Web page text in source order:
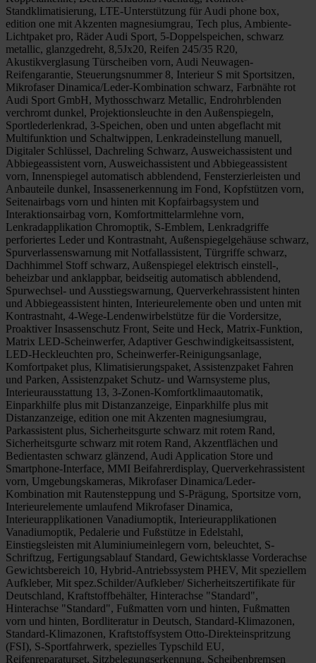
Standklimatisierung, LTE-Unterstützung für Audi phone box,
edition one mit Akzenten magnesiumgrau, Tech plus, Ambiente-
Lichtpaket pro, Räder Audi Sport, 5-Doppelspeichen, schwarz
metallic, glanzgedreht, 8,5Jx20, Reifen 245/35 R20,
Akustikverglasung Türscheiben vorn, Audi Neuwagen-
Reifengarantie, Steuerungsnummer 8, Interieur S mit Sportsitzen,
Mikrofaser Dinamica/Leder-Kombination schwarz, Farbnähte rot
Audi Sport GmbH, Mythosschwarz Metallic, Endrohrblenden
verchromt dunkel, Projektionsleuchte in den Außenspiegeln,
Sportlederlenkrad, 3-Speichen, oben und unten abgeflacht mit
Multifunktion und Schaltwippen, Lenkradeinstellung manuell,
Digitaler Schlüssel, Dachreling Schwarz, Ausweichassistent und
Abbiegeassistent vorn, Ausweichassistent und Abbiegeassistent
vorn, Innenspiegel automatisch abblendend, Fensterzierleisten und
Anbauteile dunkel, Insassenerkennung im Fond, Kopfstützen vorn,
Seitenairbags vorn und hinten mit Kopfairbagsystem und
Interaktionsairbag vorn, Komfortmittelarmlehne vorn,
Lenkradapplikation Chromoptik, S-Emblem, Lenkradgriffe
perforiertes Leder und Kontrastnaht, Außenspiegelgehäuse schwarz,
Spurverlassenswarnung mit Notfallassistent, Türgriffe schwarz,
Dachhimmel Stoff schwarz, Außenspiegel elektrisch einstell-,
beheizbar und anklappbar, beidseitig automatisch abblendend,
Spurwechsel- und Ausstiegswarnung, Querverkehrassistent hinten
und Abbiegeassistent hinten, Interieurelemente oben und unten mit
Kontrastnaht, 4-Wege-Lendenwirbelstütze für die Vordersitze,
Proaktiver Insassenschutz Front, Seite und Heck, Matrix-Funktion,
Matrix LED-Scheinwerfer, Adaptiver Geschwindigkeitsassistent,
LED-Heckleuchten pro, Scheinwerfer-Reinigungsanlage,
Komfortpaket plus, Klimatisierungspaket, Assistenzpaket Fahren
und Parken, Assistenzpaket Schutz- und Warnsysteme plus,
Interieurausstattung 13, 3-Zonen-Komfortklimaautomatik,
Einparkhilfe plus mit Distanzanzeige, Einparkhilfe plus mit
Distanzanzeige, edition one mit Akzenten magnesiumgrau,
Parkassistent plus, Sicherheitsgurte schwarz mit rotem Rand,
Sicherheitsgurte schwarz mit rotem Rand, Akzentflächen und
Bedientasten schwarz glänzend, Audi Application Store und
Smartphone-Interface, MMI Beifahrerdisplay, Querverkehrassistent
vorn, Umgebungskameras, Mikrofaser Dinamica/Leder-
Kombination mit Rautensteppung und S-Prägung, Sportsitze vorn,
Interieurelemente umlaufend Mikrofaser Dinamica,
Interieurapplikationen Vanadiumoptik, Interieurapplikationen
Vanadiumoptik, Pedalerie und Fußstütze in Edelstahl,
Einstiegsleisten mit Aluminiumeinlegern vorn, beleuchtet, S-
Schriftzug, Fertigungsablauf Standard, Gewichtsklasse Vorderachse
Gewichtsbereich 10, Hybrid-Antriebssystem PHEV, Mit speziellem
Aufkleber, Mit spez.Schilder/Aufkleber/ Sicherheitszertifikate für
Deutschland, Kraftstoffbehälter, Hinterachse "Standard",
Hinterachse "Standard", Fußmatten vorn und hinten, Fußmatten
vorn und hinten, Bordliteratur in Deutsch, Standard-Klimazonen,
Standard-Klimazonen, Kraftstoffsystem Otto-Direkteinspritzung
(FSI), S-Sportfahrwerk, spezielles Typschild EU,
Reifenreparaturset, Sitzbelegungserkennung, Scheibenbremsen